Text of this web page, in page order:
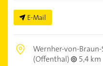
E-Mail
Wernher-von-Braun-
(Offenthal)
5,4 km